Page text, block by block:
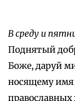
В среду и
Поднятый
Боже, даруй
носящему имя
православных